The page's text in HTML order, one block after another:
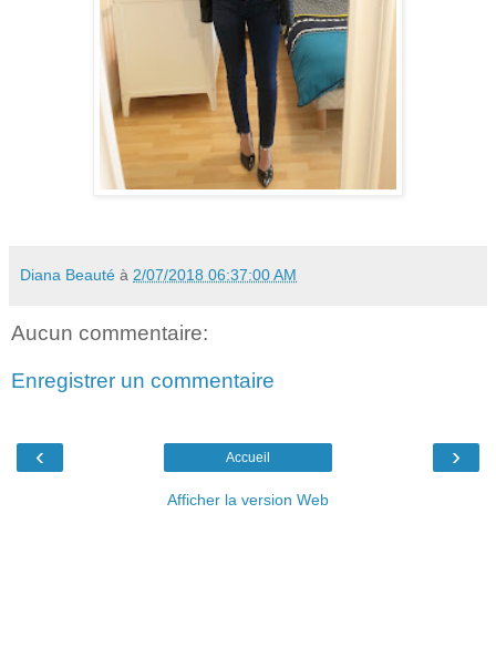
Diana Beauté à 2/07/2018 06:37:00 AM
Aucun commentaire:
Enregistrer un commentaire
‹ ›
Accueil
Afficher la version Web